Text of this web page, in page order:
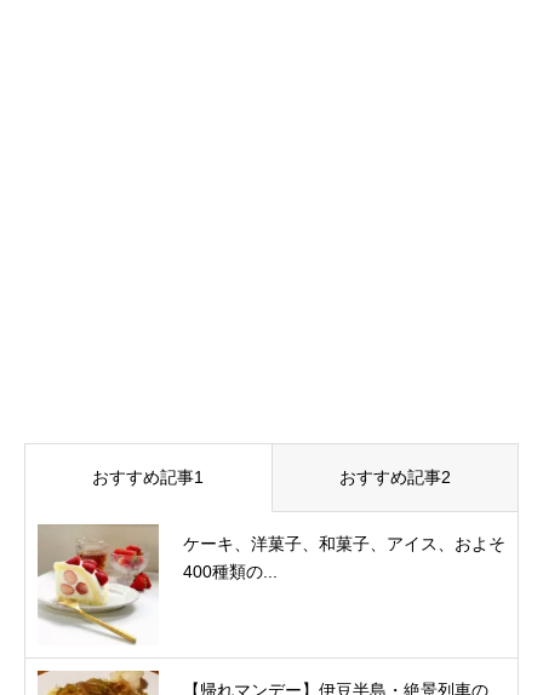
おすすめ記事1 おすすめ記事2
ケーキ、洋菓子、和菓子、アイス、およそ
400種類の...
【帰れマンデー】伊豆半島・絶景列車の